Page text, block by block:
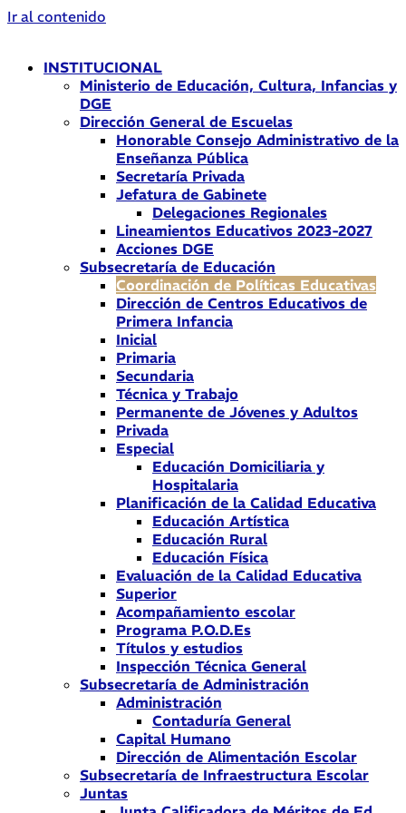
Ir al contenido
INSTITUCIONAL
Ministerio de Educación, Cultura, Infancias y
DGE
Dirección General de Escuelas
Honorable Consejo Administrativo de la
Enseñanza Pública
Secretaría Privada
Jefatura de Gabinete
Delegaciones Regionales
Lineamientos Educativos 2023-2027
Acciones DGE
Subsecretaría de Educación
Coordinación de Políticas Educativas
Dirección de Centros Educativos de
Primera Infancia
Inicial
Primaria
Secundaria
Técnica y Trabajo
Permanente de Jóvenes y Adultos
Privada
Especial
Educación Domiciliaria y
Hospitalaria
Planificación de la Calidad Educativa
Educación Artística
Educación Rural
Educación Física
Evaluación de la Calidad Educativa
Superior
Acompañamiento escolar
Programa P.O.D.Es
Títulos y estudios
Inspección Técnica General
Subsecretaría de Administración
Administración
Contaduría General
Capital Humano
Dirección de Alimentación Escolar
Subsecretaría de Infraestructura Escolar
Juntas